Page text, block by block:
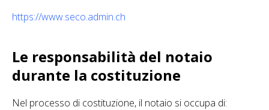
https://www.seco.admin.ch
Le responsabilità del notaio
durante la costituzione
Nel processo di costituzione, il notaio si occupa di: